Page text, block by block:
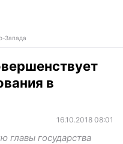
Запада
в
16.10.2018 08:01
главы государства